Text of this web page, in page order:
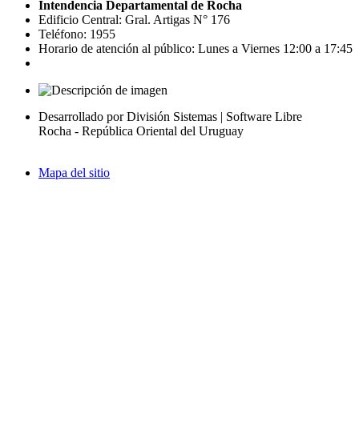
Intendencia Departamental de Rocha
Edificio Central: Gral. Artigas N° 176
Teléfono: 1955
Horario de atención al público: Lunes a Viernes 12:00 a 17:45
Desarrollado por División Sistemas | Software Libre
Rocha - República Oriental del Uruguay
Mapa del sitio